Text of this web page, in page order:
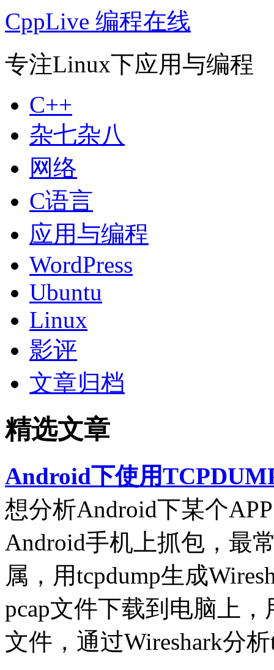
CppLive 编程在线
专注Linux下应用与编程
C++
杂七杂八
网络
C语言
应用与编程
WordPress
Ubuntu
Linux
影评
文章归档
精选文章
Android下使用
想分析Android下某个
Android手机上抓包，最
属，用tcpdump生成
pcap文件下载到电脑上，
文件，通过Wireshark分